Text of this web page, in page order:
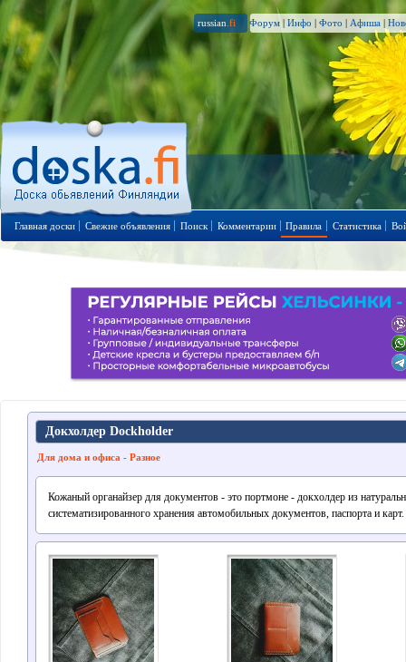
russian .fi Форум | Инфо | Фото | Афиша |
Главная доски Свежие объявления Поиск Комментарии Правила Статистика
Докхолдер Dockholder
Для дома и офиса - Разное
Кожаный органайзер для документов - это портмоне - докхолдер из
систематизированного хранения автомобильных документов, паспорта и